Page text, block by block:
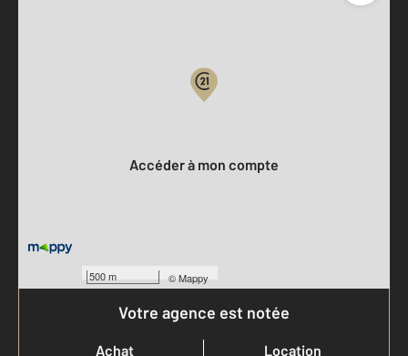
500 m ©Mappy
Accéder à mon compte
Votre agence est notée
Achat
Location